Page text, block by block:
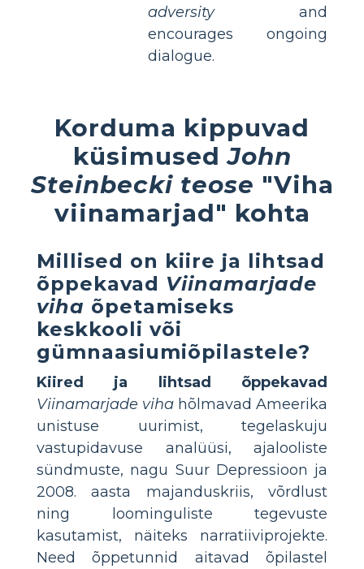
adversityand
encourages ongoing
dialogue.
Korduma kippuvad
küsimusedJohn
Steinbecki teose "Viha
viinamarjad" kohta
Millised on kiire ja lihtsad
õppekavad Viinamarjade
viha õpetamiseks
keskkooli või
gümnaasiumiõpilastele?
Kiired ja lihtsad õppekavad
Viinamarjade viha hõlmavad Ameerika
unistuse uurimist, tegelaskuju
vastupidavuse analüüsi, ajalooliste
sündmuste, nagu Suur Depressioon ja
2008. aasta majanduskriis, võrdlust
ning loominguliste tegevuste
kasutamist, näiteks narratiiviprojekte.
Need õppetunnid aitavad õpilastel